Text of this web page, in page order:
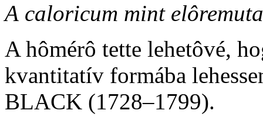
A caloricum mint
A hômérô tette lehetôvé,
kvantitatív formába
BLACK (1728–1799).